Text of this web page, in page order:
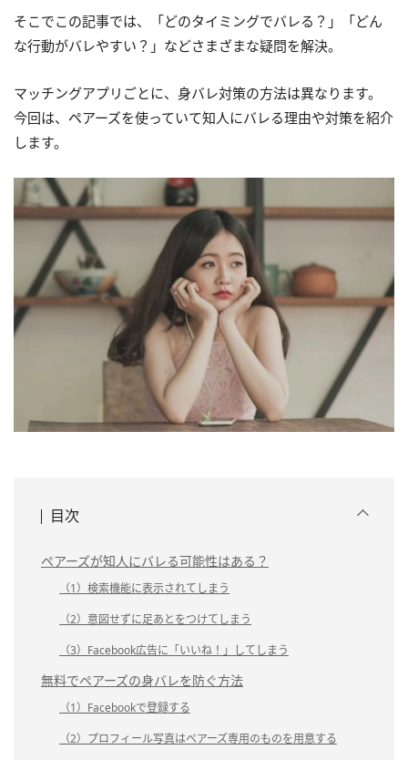
そこでこの記事では、「どのタイミングでバレる？」「どん
な行動がバレやすい？」などさまざまな疑問を解決。
マッチングアプリごとに、身バレ対策の方法は異なります。
今回は、ペアーズを使っていて知人にバレる理由や対策を紹介
します。
目次
ペアーズが知人にバレる可能性はある？
（1）検索機能に表示されてしまう
（2）意図せずに足あとをつけてしまう
（3）Facebook広告に「いいね！」してしまう
無料でペアーズの身バレを防ぐ方法
（1）Facebookで登録する
（2）プロフィール写真はペアーズ専用のものを用意する